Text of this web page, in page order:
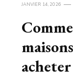
JANVIER 14, 2026